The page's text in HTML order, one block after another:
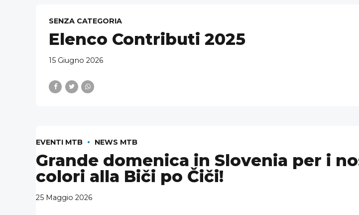
SENZA CATEGORIA
Elenco Contributi 2025
15 Giugno 2026
EVENTI MTB NEWS MTB
Grande domenica in Slovenia per i
colori alla Biči po Čiči!
25 Maggio 2026